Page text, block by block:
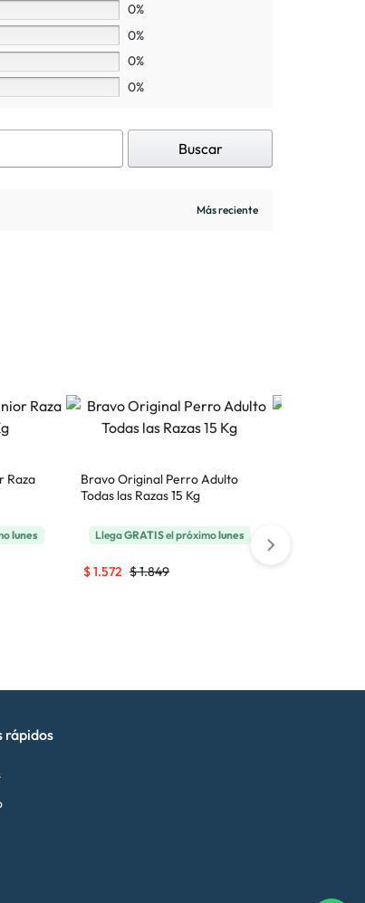
0%
0%
0%
0%
Buscar
Raza
lunes
Bravo Original Perro Adulto
Todas las Razas 15 Kg
LlegaGRATISel próximolunes
$1.849
$1.572
rápidos